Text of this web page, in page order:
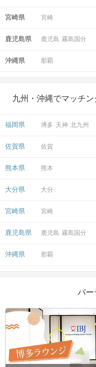
ドキドキの結果は個別に
お話しの続きをお楽しみ
アクセス
宮崎県 宮崎
鹿児島県 鹿児島 霧島国分
沖縄県 那覇
九州・沖縄でマッチ
福岡県 博多 天神 北九州
佐賀県 佐賀
熊本県 熊本
大分県 大分
宮崎県 宮崎
鹿児島県 鹿児島 霧島国分
沖縄県 那覇
パー